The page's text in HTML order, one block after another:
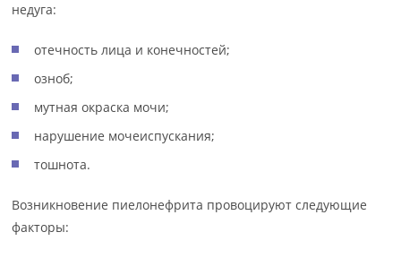
недуга:
отечность лица и конечностей;
озноб;
мутная окраска мочи;
нарушение мочеиспускания;
тошнота.
Возникновение пиелонефрита провоцируют следующие
факторы: